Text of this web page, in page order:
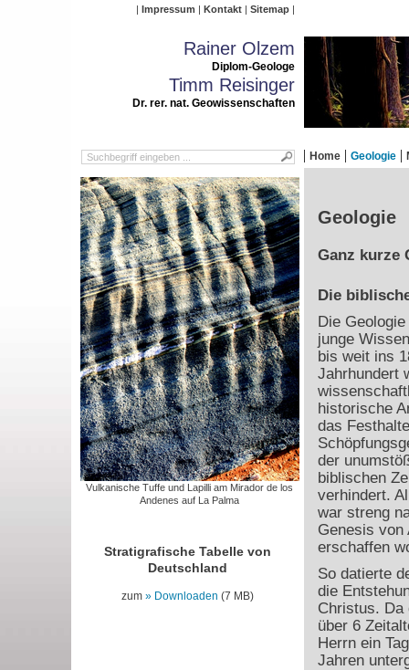
Impressum Kontakt Sitemap
Rainer Olzem
Diplom-Geologe
Timm Reisinger
Dr. rer. nat. Geowissenschaften
Home Geologie
Vulkanische Tuffe und Lapilli am Mirador de los
Andenes auf La Palma
Stratigrafische Tabelle von
Deutschland
zum Downloaden (7 MB)
Geologie
Ganz kurze
Die
Die
junge
bis weit ins
Jahrhundert
historische
das
der
biblischen
verhindert.
war streng
Genesis von
erschaffen
So datierte
die
Christus. Da
über 6
Herrn ein
Jahren